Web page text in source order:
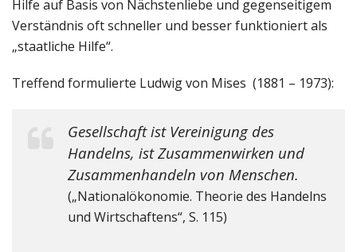
Hilfe auf Basis von Nächstenliebe und gegenseitigem
Verständnis oft schneller und besser funktioniert als
„staatliche Hilfe“.
Treffend formulierte Ludwig von Mises (1881 – 1973):
Gesellschaft ist Vereinigung des
Handelns, ist Zusammenwirken und
Zusammenhandeln von Menschen.
(„Nationalökonomie. Theorie des Handelns
und Wirtschaftens“, S. 115)